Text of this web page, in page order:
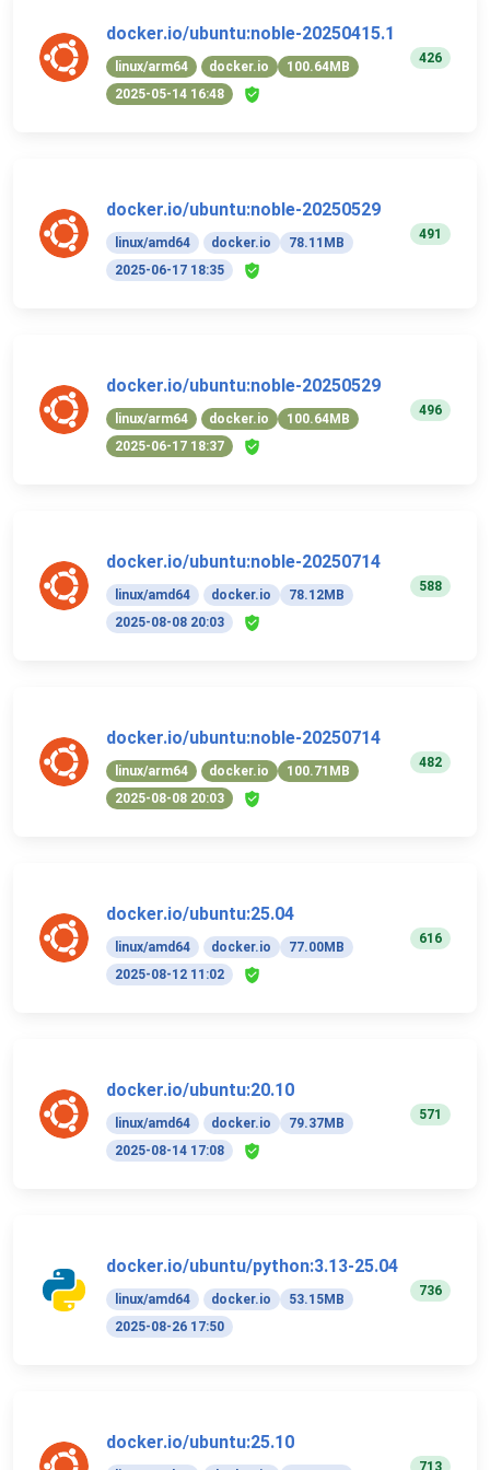
docker.io/ubuntu:noble-20250415.1
linux/arm64 docker.io
100.64MB
2025-05-14 16:48
426
docker.io/ubuntu:noble-20250529
linux/amd64 docker.io
78.11MB
2025-06-17 18:35
491
docker.io/ubuntu:noble-20250529
linux/arm64 docker.io
100.64MB
2025-06-17 18:37
496
docker.io/ubuntu:noble-20250714
linux/amd64 docker.io
78.12MB
2025-08-08 20:03
588
docker.io/ubuntu:noble-20250714
linux/arm64 docker.io
100.71MB
2025-08-08 20:03
482
docker.io/ubuntu:25.04
linux/amd64 docker.io
77.00MB
2025-08-12 11:02
616
docker.io/ubuntu:20.10
linux/amd64 docker.io
79.37MB
2025-08-14 17:08
571
docker.io/ubuntu/python:3.13-25.04
linux/amd64 docker.io
53.15MB
2025-08-26 17:50
736
docker.io/ubuntu:25.10
713